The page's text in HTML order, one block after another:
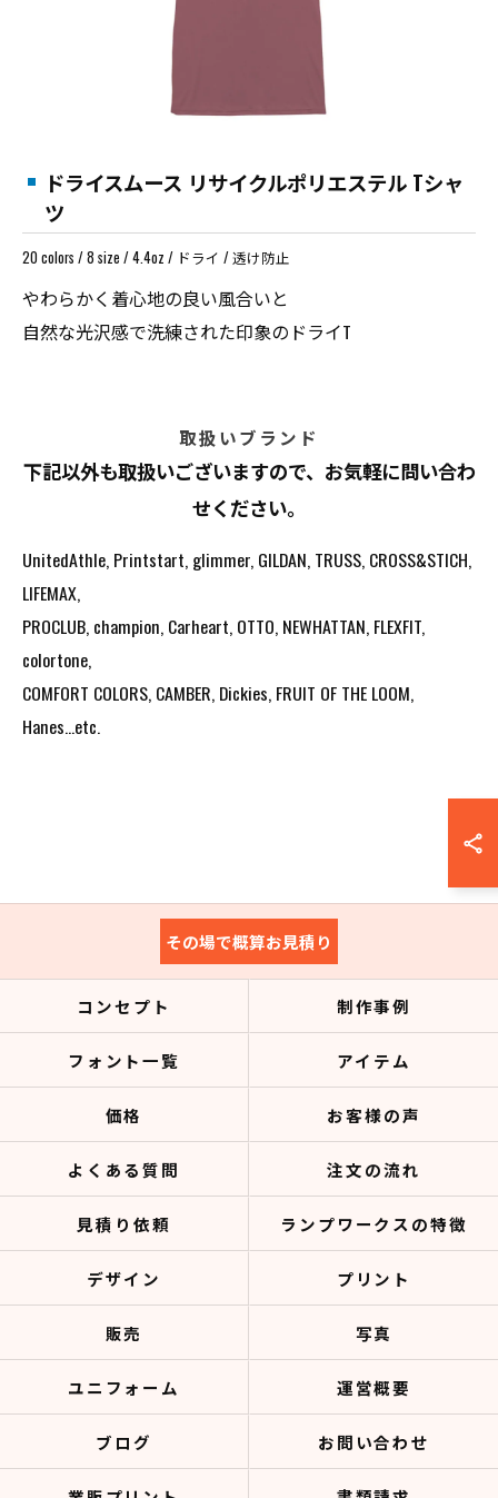
ドライスムース リサイクルポリエステル Tシャ
ツ
20 colors / 8 size / 4.4oz / ドライ / 透け防止
やわらかく着心地の良い風合いと
自然な光沢感で洗練された印象のドライT
取扱いブランド
下記以外も取扱いございますので、お気軽に問い合わ
せください。
UnitedAthle, Printstart, glimmer, GILDAN, TRUSS, CROSS&STICH,
LIFEMAX,
PROCLUB, champion, Carheart, OTTO, NEWHATTAN, FLEXFIT,
colortone,
COMFORT COLORS, CAMBER, Dickies, FRUIT OF THE LOOM,
Hanes...etc.
その場で概算お見積り
コンセプト 制作事例
フォント一覧 アイテム
価格 お客様の声
よくある質問 注文の流れ
見積り依頼 ランプワークスの特徴
デザイン プリント
販売 写真
ユニフォーム 運営概要
ブログ お問い合わせ